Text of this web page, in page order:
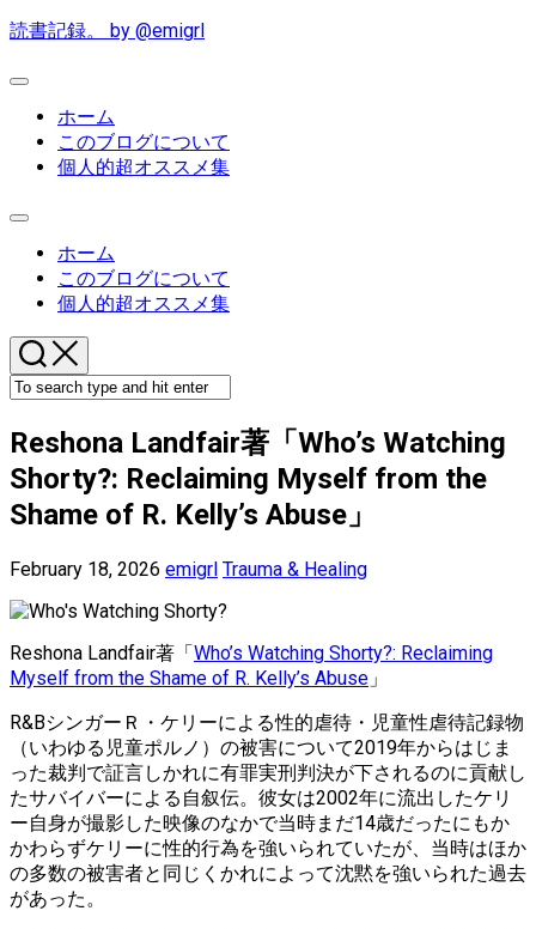
Skip
content
読書記録。 by @emigrl
Expand
ホーム
このブログについて
個人的超オススメ集
Expand
ホーム
このブログについて
個人的超オススメ集
Reshona Landfair著「Who’s Watching
Shorty?: Reclaiming Myself from the
Shame of R. Kelly’s Abuse」
February 18, 2026 emigrl Trauma & Healing
Reshona Landfair著「Who’s Watching Shorty?: Reclaiming
Myself from the Shame of R. Kelly’s Abuse 」
R&BシンガーＲ・ケリーによる性的虐待・児童性虐待記録物
（いわゆる児童ポルノ）の被害について2019年からはじま
った裁判で証言しかれに有罪実刑判決が下されるのに貢献し
たサバイバーによる自叙伝。彼女は2002年に流出したケリ
ー自身が撮影した映像のなかで当時まだ14歳だったにもか
かわらずケリーに性的行為を強いられていたが、当時はほか
の多数の被害者と同じくかれによって沈黙を強いられた過去
があった。